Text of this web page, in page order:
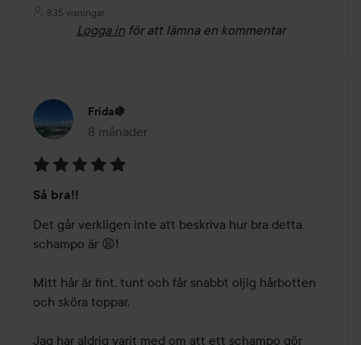
835 visningar
Logga in för att lämna en kommentar
Frida🍇
8 månader
Inlägget skapades 8 månader
5
av
5
Så bra!!
Det går verkligen inte att beskriva hur bra detta
schampo är 😩!
Mitt hår är fint, tunt och får snabbt oljig hårbotten
och sköra toppar.
Jag har aldrig varit med om att ett schampo gör